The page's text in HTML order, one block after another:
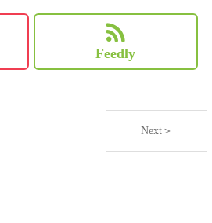
Feedly
Next＞